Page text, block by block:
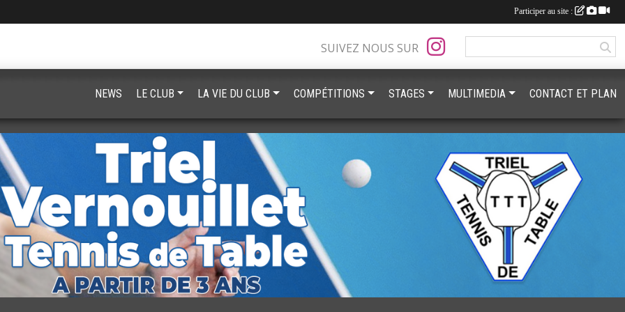
SUIVEZ NOUS SUR
NEWS LE CLUB LA VIE DU CLUB COMPÉTITIONS STAGES MULTIMEDIA CONTACT ET PLAN
Participer au site :